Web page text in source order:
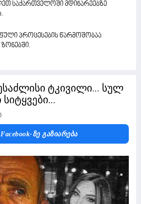
საქართველოში მდინარეებზე
პროცესების წარმოშობაა
ტკივილი... სულ
სიტყვები...
Facebook-Ზე Გაზიარება